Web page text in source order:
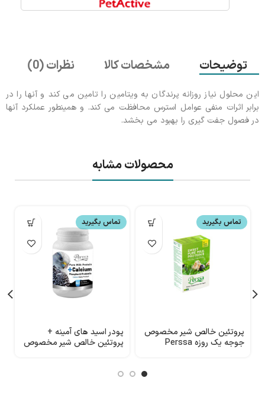
توضیحات مشخصات کالا نظرات (0)
این محلول نیاز روزانه پرندگان به ویتامین را تامین می کند و آنها را در
برابر اثرات منفی عوامل استرس محافظت می کند. و همینطور عملکرد آنها
در فصول جفت گیری را بهبود می بخشد.
محصولات مشابه
تماس بگیرید
پروتئین خالص شیر مخصوص
جوجه یک روزه Perssa
تماس بگیرید
پودر اسید های آمینه +
پروتئین خالص شیر مخصوص